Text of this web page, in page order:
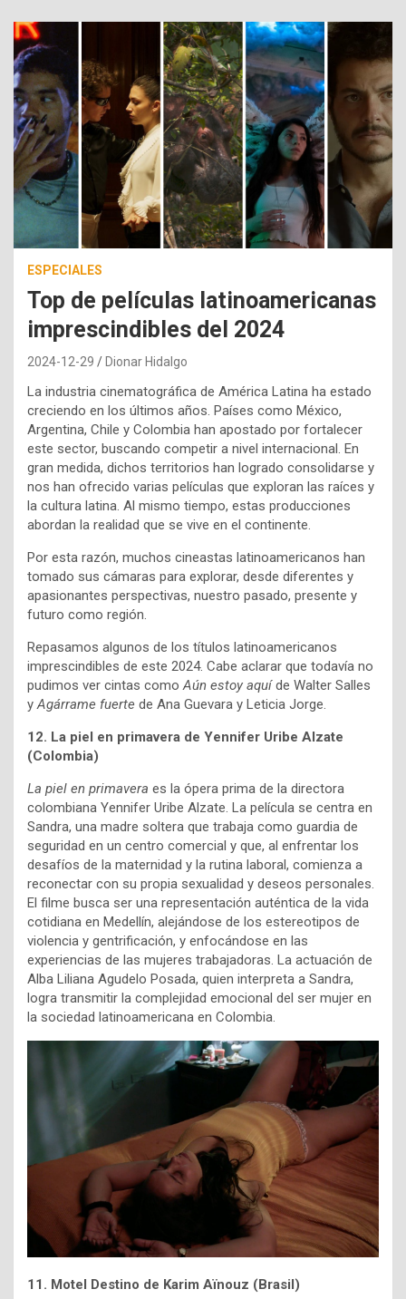
ESPECIALES
Top de películas latinoamericanas
imprescindibles del 2024
2024-12-29 Dionar Hidalgo
La industria cinematográfica de América Latina ha estado
creciendo en los últimos años. Países como México,
Argentina, Chile y Colombia han apostado por fortalecer
este sector, buscando competir a nivel internacional. En
gran medida, dichos territorios han logrado consolidarse y
nos han ofrecido varias películas que exploran las raíces y
la cultura latina. Al mismo tiempo, estas producciones
abordan la realidad que se vive en el continente.
Por esta razón, muchos cineastas latinoamericanos han
tomado sus cámaras para explorar, desde diferentes y
apasionantes perspectivas, nuestro pasado, presente y
futuro como región.
Repasamos algunos de los títulos latinoamericanos
imprescindibles de este 2024. Cabe aclarar que todavía no
pudimos ver cintas comoAún estoy aquíde Walter Salles
yAgárrame fuerte de Ana Guevara y Leticia Jorge.
12. La piel en primavera de Yennifer Uribe Alzate
(Colombia)
La piel en primavera es la ópera prima de la directora
colombiana Yennifer Uribe Alzate. La película se centra en
Sandra, una madre soltera que trabaja como guardia de
seguridad en un centro comercial y que, al enfrentar los
desafíos de la maternidad y la rutina laboral, comienza a
reconectar con su propia sexualidad y deseos personales.
El filme busca ser una representación auténtica de la vida
cotidiana en Medellín, alejándose de los estereotipos de
violencia y gentrificación, y enfocándose en las
experiencias de las mujeres trabajadoras. La actuación de
Alba Liliana Agudelo Posada, quien interpreta a Sandra,
logra transmitir la complejidad emocional del ser mujer en
la sociedad latinoamericana en Colombia.
11. Motel Destino de Karim Aïnouz (Brasil)